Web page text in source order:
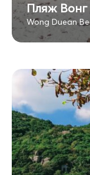
Пляж
Wong Duean